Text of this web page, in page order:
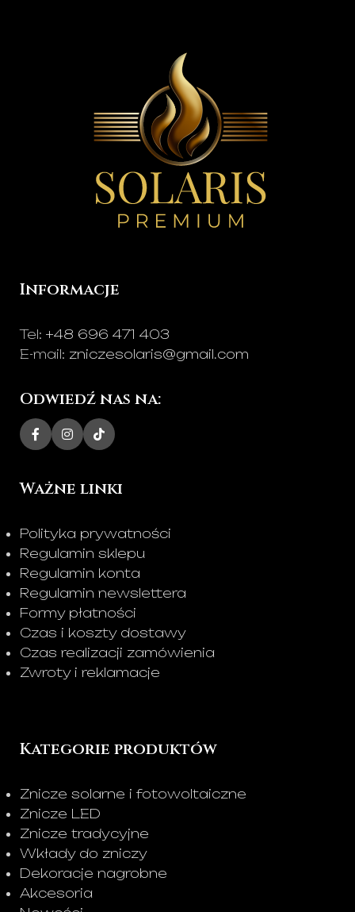
Informacje
Tel: +48 696 471 403
E-mail: zniczesolaris@gmail.com
Odwiedź nas na:
Ważne linki
Polityka prywatności
Regulamin sklepu
Regulamin konta
Regulamin newslettera
Formy płatności
Czas i koszty dostawy
Czas realizacji zamówienia
Zwroty i reklamacje
Kategorie produktów
Znicze solarne i fotowoltaiczne
Znicze LED
Znicze tradycyjne
Wkłady do zniczy
Dekoracje nagrobne
Akcesoria